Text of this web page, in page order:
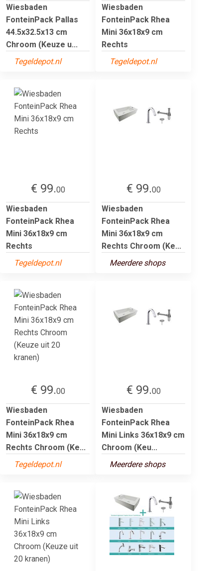
Wiesbaden
FonteinPack Pallas
44.5x32.5x13 cm
Chroom (Keuze u...
Tegeldepot.nl
Wiesbaden
FonteinPack Rhea
Mini 36x18x9 cm
Rechts
Tegeldepot.nl
€ 99.00
Wiesbaden
FonteinPack Rhea
Mini 36x18x9 cm
Rechts
Tegeldepot.nl
€ 99.00
Wiesbaden
FonteinPack Rhea
Mini 36x18x9 cm
Rechts Chroom (Ke...
Meerdere shops
€ 99.00
Wiesbaden
FonteinPack Rhea
Mini 36x18x9 cm
Rechts Chroom (Ke...
Tegeldepot.nl
€ 99.00
Wiesbaden
FonteinPack Rhea
Mini Links 36x18x9 cm
Chroom (Keu...
Meerdere shops